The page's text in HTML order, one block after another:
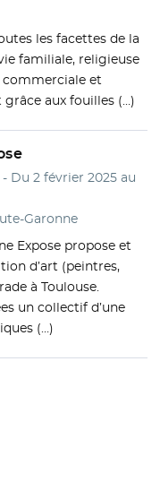
les facettes de la
familiale, religieuse
et
aux fouilles (…)
Du 2 février 2025 au
Garonne
Expose propose et
d’art (peintres,
à Toulouse.
un collectif d’une
(…)